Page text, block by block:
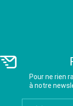
Pour ne rien
à notre